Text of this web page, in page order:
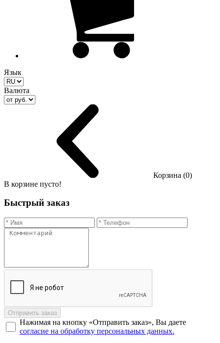
Язык
Валюта
Корзина (0)
В корзине пусто!
Быстрый заказ
Отправить заказ
Нажимая на кнопку «Отправить заказ», Вы даете
согласие на обработку персональных данных.